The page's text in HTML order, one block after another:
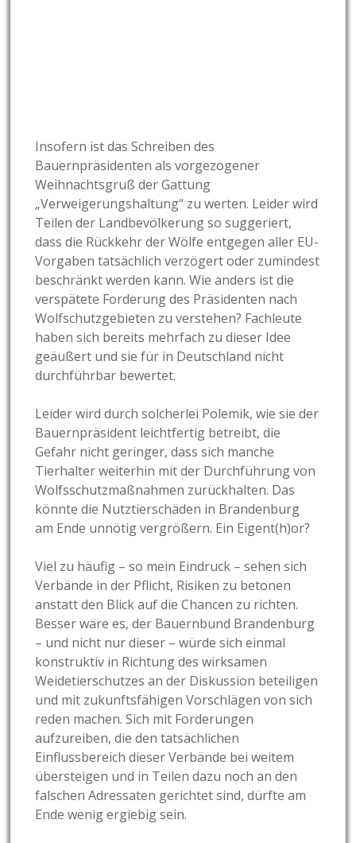
Insofern ist das Schreiben des
Bauernpräsidenten als vorgezogener
Weihnachtsgruß der Gattung
„Verweigerungshaltung“ zu werten. Leider wird
Teilen der Landbevölkerung so suggeriert,
dass die Rückkehr der Wölfe entgegen aller EU-
Vorgaben tatsächlich verzögert oder zumindest
beschränkt werden kann. Wie anders ist die
verspätete Forderung des Präsidenten nach
Wolfschutzgebieten zu verstehen? Fachleute
haben sich bereits mehrfach zu dieser Idee
geäußert und sie für in Deutschland nicht
durchführbar bewertet.
Leider wird durch solcherlei Polemik, wie sie der
Bauernpräsident leichtfertig betreibt, die
Gefahr nicht geringer, dass sich manche
Tierhalter weiterhin mit der Durchführung von
Wolfsschutzmaßnahmen zurückhalten. Das
könnte die Nutztierschäden in Brandenburg
am Ende unnötig vergrößern. Ein Eigent(h)or?
Viel zu häufig – so mein Eindruck – sehen sich
Verbände in der Pflicht, Risiken zu betonen
anstatt den Blick auf die Chancen zu richten.
Besser wäre es, der Bauernbund Brandenburg
– und nicht nur dieser – würde sich einmal
konstruktiv in Richtung des wirksamen
Weidetierschutzes an der Diskussion beteiligen
und mit zukunftsfähigen Vorschlägen von sich
reden machen. Sich mit Forderungen
aufzureiben, die den tatsächlichen
Einflussbereich dieser Verbände bei weitem
übersteigen und in Teilen dazu noch an den
falschen Adressaten gerichtet sind, dürfte am
Ende wenig ergiebig sein.